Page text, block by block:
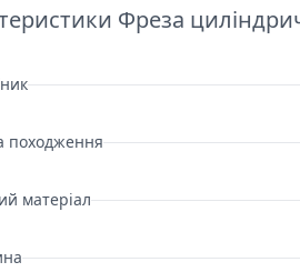
Фреза
походження
матеріал